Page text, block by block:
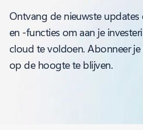
Ontvang de nieuwste
en -functies om aan je
cloud te voldoen. Abonneer
op de hoogte te blijven.